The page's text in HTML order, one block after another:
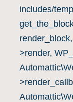
includes/
>render,